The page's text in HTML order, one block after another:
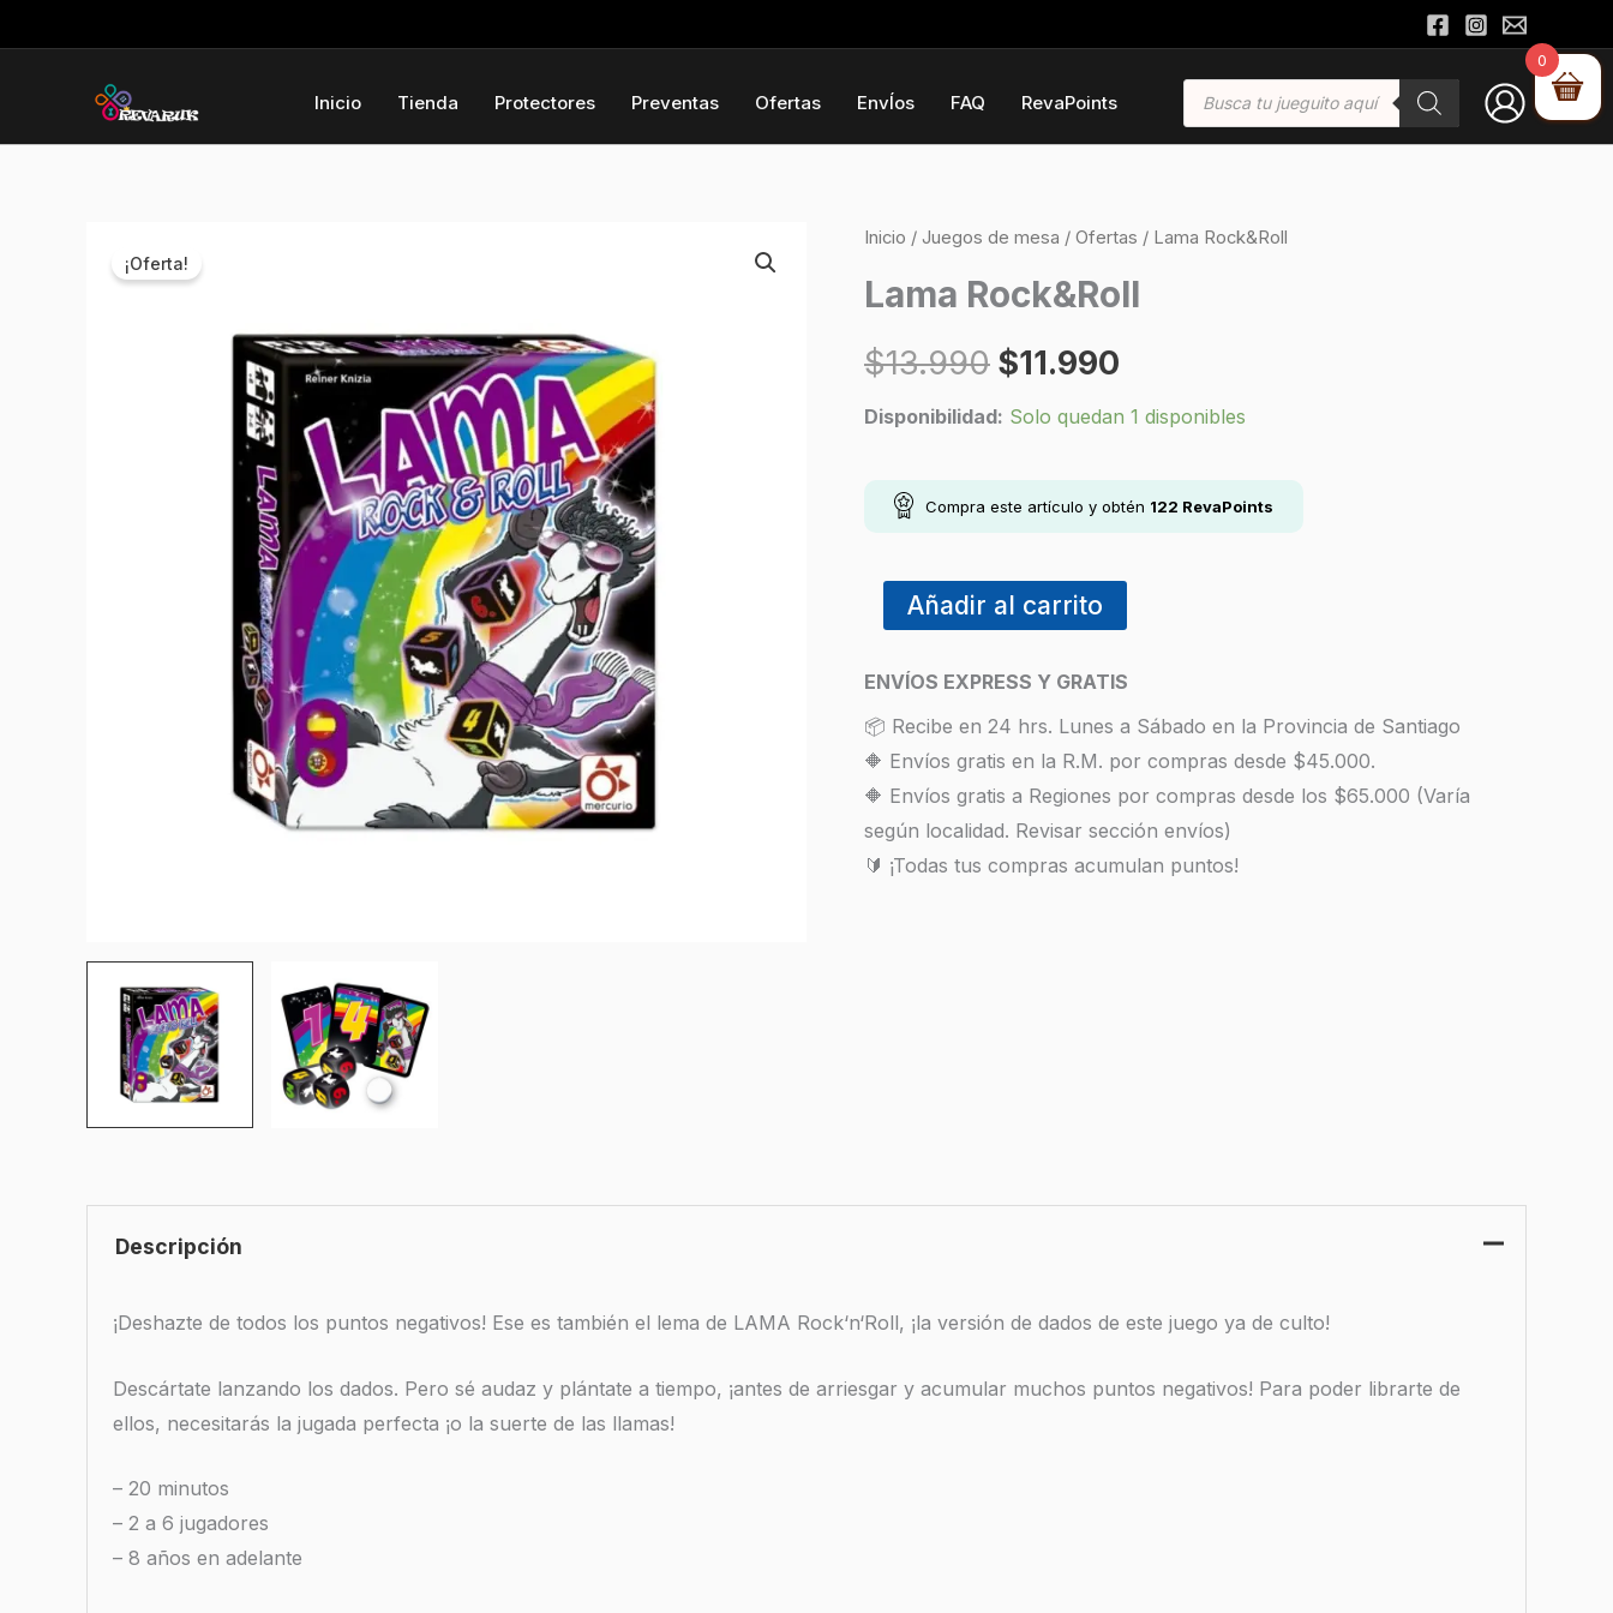
al
Inicio Tienda Protectores Preventas Ofertas EnvÍos FAQ RevaPoints
Búsqueda
productos
¡Oferta!
Inicio / Juegos de mesa / Ofertas / Lama Rock&Roll
Lama Rock&Roll
$13.990
El
precio
original
era:
$13.990.
$11.990
El
precio
es:
$11.990.
Disponibilidad: Solo quedan 1 disponibles
Compra este artículo y obtén 122 RevaPoints
Lama
cantidad
Añadir al carrito
ENVÍOS EXPRESS Y GRATIS
📦 Recibe en 24 hrs. Lunes a Sábado en la Provincia de Santiago
🔶 Envíos gratis en la R.M. por compras desde $45.000.
🔶 Envíos gratis a Regiones por compras desde los $65.000 (Varía
según localidad. Revisar sección envíos)
🔰 ¡Todas tus compras acumulan puntos!
Descripción
¡Deshazte de todos los puntos negativos! Ese es también el lema de LAMA Rock‘n‘Roll, ¡la versión de dados de este juego ya de culto!
Descártate lanzando los dados. Pero sé audaz y plántate a tiempo, ¡antes de arriesgar y acumular muchos puntos negativos! Para poder librarte de
ellos, necesitarás la jugada perfecta ¡o la suerte de las llamas!
– 20 minutos
– 2 a 6 jugadores
– 8 años en adelante
0